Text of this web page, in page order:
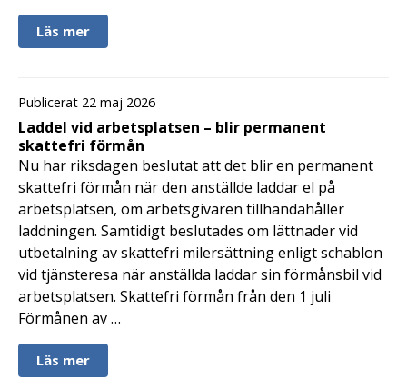
Läs mer
Publicerat 22 maj 2026
Laddel vid arbetsplatsen – blir permanent
skattefri förmån
Nu har riksdagen beslutat att det blir en permanent
skattefri förmån när den anställde laddar el på
arbetsplatsen, om arbetsgivaren tillhandahåller
laddningen. Samtidigt beslutades om lättnader vid
utbetalning av skattefri milersättning enligt schablon
vid tjänsteresa när anställda laddar sin förmånsbil vid
arbetsplatsen. Skattefri förmån från den 1 juli
Förmånen av …
Läs mer